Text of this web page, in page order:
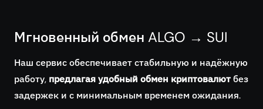
Мгновенный обмен ALGO → SUI
Наш сервис обеспечивает стабильную и надёжную
работу, предлагая удобный обмен криптовалютбез
задержек и с минимальным временем ожидания.